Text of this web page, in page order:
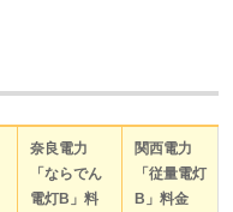
奈良電力
「ならでん
電灯B」料
関西電力
「従量電灯
B」料金